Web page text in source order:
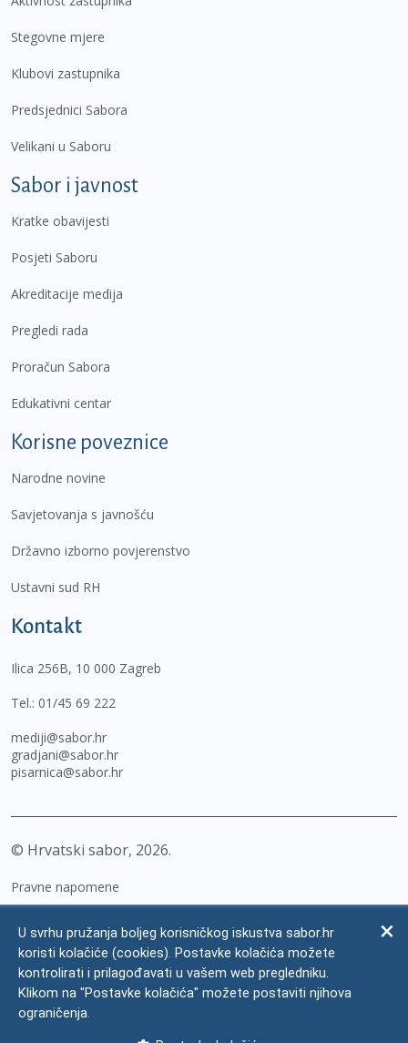
Stegovne mjere
Klubovi zastupnika
Predsjednici Sabora
Velikani u Saboru
Sabor i javnost
Kratke obavijesti
Posjeti Saboru
Akreditacije medija
Pregledi rada
Proračun Sabora
Edukativni centar
Korisne poveznice
Narodne novine
Savjetovanja s javnošću
Državno izborno povjerenstvo
Ustavni sud RH
Kontakt
Ilica 256B, 10 000 Zagreb
Tel.: 01/45 69 222
mediji@sabor.hr
gradjani@sabor.hr
pisarnica@sabor.hr
© Hrvatski sabor, 2026
Pravne napomene
Zaštita osobnih podataka
Impressum
Česta pitanja
U svrhu pružanja boljeg korisničkog iskustva sabor.hr
koristi kolačiće (cookies). Postavke kolačića možete
kontrolirati i prilagođavati u vašem web pregledniku.
Klikom na "Postavke kolačića" možete postaviti njihova
ograničenja.